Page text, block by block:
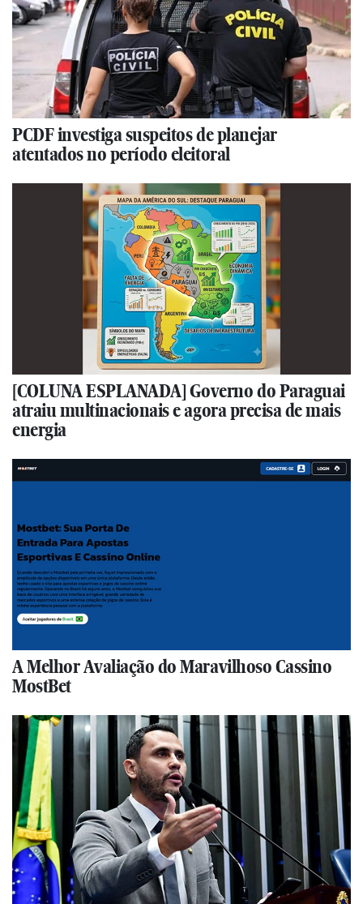
PCDF investiga suspeitos de planejar
atentados no período eleitoral
[COLUNA ESPLANADA] Governo do Paraguai
atraiu multinacionais e agora precisa de mais
energia
A Melhor Avaliação do Maravilhoso Cassino
MostBet